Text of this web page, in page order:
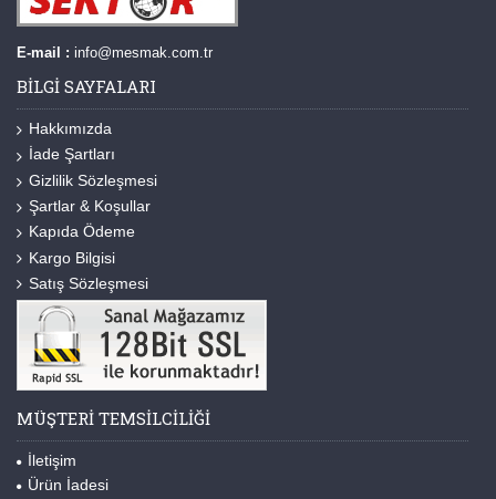
E-mail : info@mesmak.com.tr
BILGI SAYFALARI
Hakkımızda
İade Şartları
Gizlilik Sözleşmesi
Şartlar & Koşullar
Kapıda Ödeme
Kargo Bilgisi
Satış Sözleşmesi
MÜŞTERI TEMSILCILIĞI
İletişim
Ürün İadesi